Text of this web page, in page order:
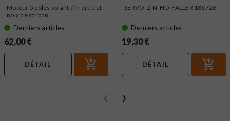
Moteur 5 pôles volant d'inertie et
noix de cardan...
Derniers articles
62,00 €
DÉTAIL
SERVO-Z-N-HO-FALLER 180726
Derniers articles
19,30 €
DÉTAIL
‹ ›